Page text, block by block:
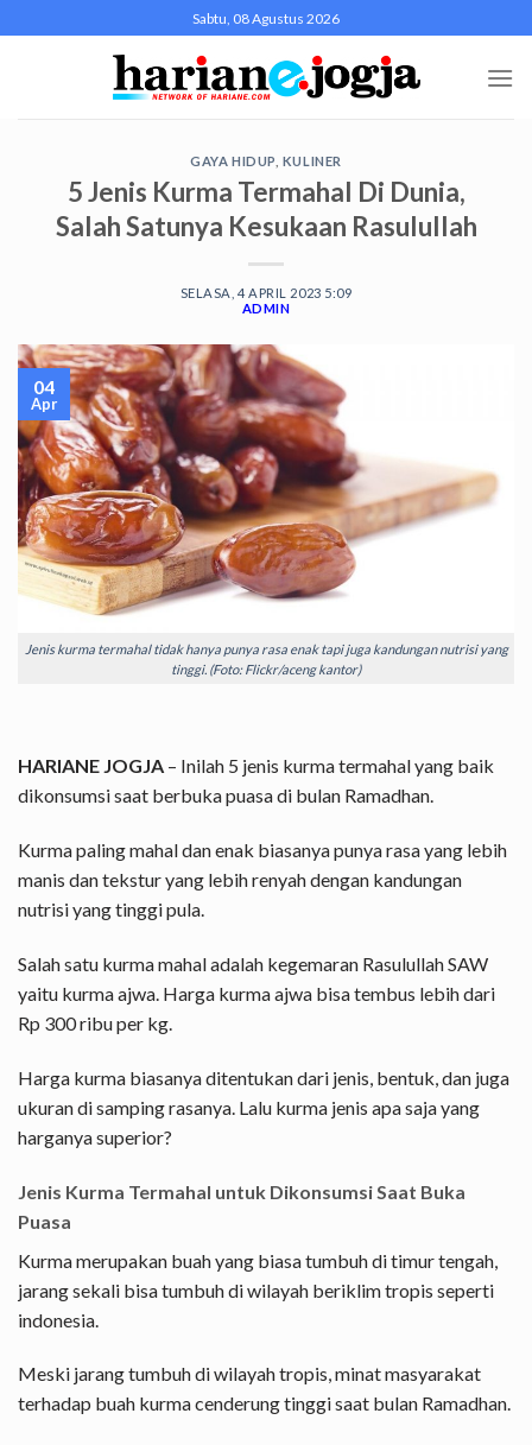
to
Sabtu, 08 Agustus 2026
GAYA HIDUP KULINER
5 Jenis Kurma Termahal Di Dunia,
Salah Satunya Kesukaan Rasulullah
SELASA, 4 APRIL 2023 5:09
ADMIN
Jenis kurma termahal tidak hanya punya rasa enak tapi juga kandungan nutrisi yang
tinggi. (Foto: Flickr/aceng kantor)
04
Apr
HARIANE JOGJA – Inilah 5 jenis kurma termahal yang baik
dikonsumsi saat berbuka puasa di bulan Ramadhan.
Kurma paling mahal dan enak biasanya punya rasa yang lebih
manis dan tekstur yang lebih renyah dengan kandungan
nutrisi yang tinggi pula.
Salah satu kurma mahal adalah kegemaran Rasulullah SAW
yaitu kurma ajwa. Harga kurma ajwa bisa tembus lebih dari
Rp 300 ribu per kg.
Harga kurma biasanya ditentukan dari jenis, bentuk, dan juga
ukuran di samping rasanya. Lalu kurma jenis apa saja yang
harganya superior?
Jenis Kurma Termahal untuk Dikonsumsi Saat Buka
Puasa
Kurma merupakan buah yang biasa tumbuh di timur tengah,
jarang sekali bisa tumbuh di wilayah beriklim tropis seperti
indonesia.
Meski jarang tumbuh di wilayah tropis, minat masyarakat
terhadap buah kurma cenderung tinggi saat bulan Ramadhan.